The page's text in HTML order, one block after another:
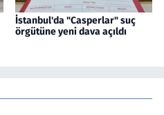
İstanbul'da "Casperlar" suç
örgütüne yeni dava açıldı